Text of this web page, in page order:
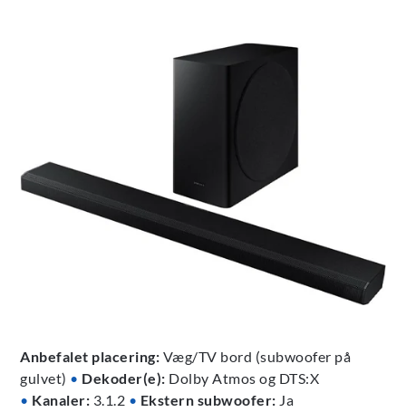
Anbefalet placering: Væg/TV bord (subwoofer på
gulvet) • Dekoder(e): Dolby Atmos og DTS:X
• Kanaler: 3.1.2 • Ekstern subwoofer: Ja